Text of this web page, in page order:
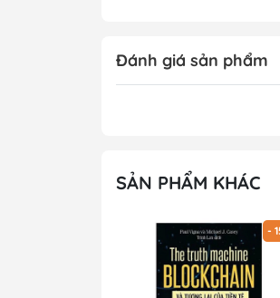
Đánh giá sản phẩm
SẢN PHẨM KHÁC
-